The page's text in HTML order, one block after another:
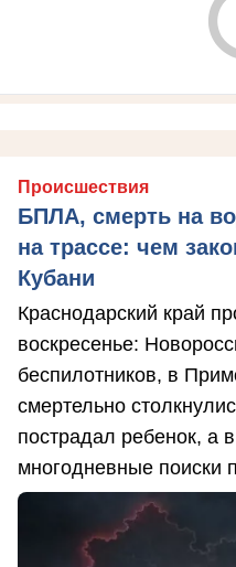
Происшествия
БПЛА, смерть на
на трассе: чем
Кубани
Краснодарский край
воскресенье:
беспилотников, в
смертельно
пострадал ребенок, а
многодневные поиски